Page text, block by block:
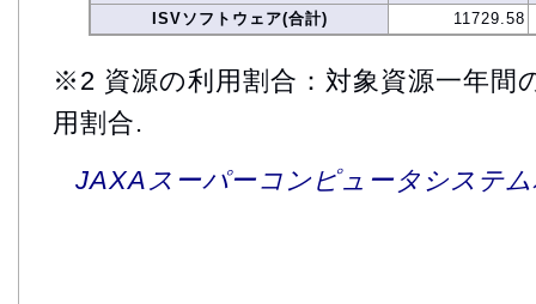
ISVソフトウェア(合計)
11729.58
※2 資源の利用割合：対象資源一年間
用割合.
JAXAスーパーコンピュータシステ